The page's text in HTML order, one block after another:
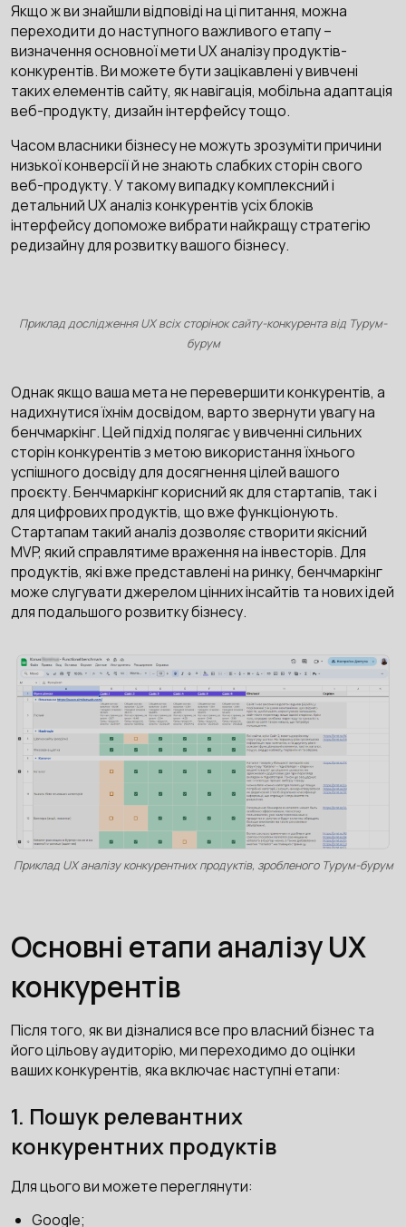
Якщо ж ви знайшли відповіді на ці питання, можна
переходити до наступного важливого етапу –
визначення основної мети UX аналізу продуктів-
конкурентів. Ви можете бути зацікавлені у вивчені
таких елементів сайту, як навігація, мобільна адаптація
веб-продукту, дизайн інтерфейсу тощо.
Часом власники бізнесу не можуть зрозуміти причини
низької конверсії й не знають слабких сторін свого
веб-продукту. У такому випадку комплексний і
детальний UX аналіз конкурентів усіх блоків
інтерфейсу допоможе вибрати найкращу стратегію
редизайну для розвитку вашого бізнесу.
Приклад дослідження UX всіх сторінок сайту-конкурента від Турум-
бурум
Однак якщо ваша мета не перевершити конкурентів, а
надихнутися їхнім досвідом, варто звернути увагу на
бенчмаркінг. Цей підхід полягає у вивченні сильних
сторін конкурентів з метою використання їхнього
успішного досвіду для досягнення цілей вашого
проєкту. Бенчмаркінг корисний як для стартапів, так і
для цифрових продуктів, що вже функціонують.
Стартапам такий аналіз дозволяє створити якісний
MVP, який справлятиме враження на інвесторів. Для
продуктів, які вже представлені на ринку, бенчмаркінг
може слугувати джерелом цінних інсайтів та нових ідей
для подальшого розвитку бізнесу.
Приклад UX аналізу конкурентних продуктів, зробленого Турум-бурум
Основні етапи аналізу UX
конкурентів
Після того, як ви дізналися все про власний бізнес та
його цільову аудиторію, ми переходимо до оцінки
ваших конкурентів, яка включає наступні етапи:
1. Пошук релевантних
конкурентних продуктів
Для цього ви можете переглянути:
Google;